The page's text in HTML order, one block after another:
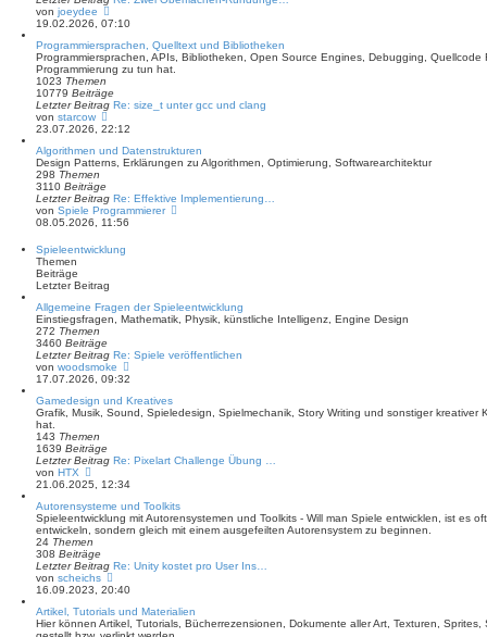
a
g
von joeydee
e
e
s
t
r
B
i
r
a
19.02.2026, 07:10
Programmiersprachen, Quelltext und Bibliotheken
Programmiersprachen, APIs, Bibliotheken, Open Source Engines, Debugging, Quellcode
Programmierung zu tun hat.
1023 Themen
10779 Beiträge
Letzter Beitrag Re: size_t unter gcc und clang
von starcow
e
e
s
r
B
e
t
23.07.2026, 22:12
Algorithmen und Datenstrukturen
Design Patterns, Erklärungen zu Algorithmen, Optimierung, Softwarearchitektur
298 Themen
3110 Beiträge
Letzter Beitrag Re: Effektive Implementierung…
von Spiele Programmierer
B
e
r
08.05.2026, 11:56
Spieleentwicklung
Themen
Beiträge
Letzter Beitrag
Allgemeine Fragen der Spieleentwicklung
Einstiegsfragen, Mathematik, Physik, künstliche Intelligenz, Engine Design
272 Themen
3460 Beiträge
Letzter Beitrag Re: Spiele veröffentlichen
von woodsmoke
e
s
B
r
a
g
17.07.2026, 09:32
Gamedesign und Kreatives
Grafik, Musik, Sound, Spieledesign, Spielmechanik, Story Writing und sonstiger kreativer
hat.
143 Themen
1639 Beiträge
Letzter Beitrag Re: Pixelart Challenge Übung …
von HTX
e
s
t
r
B
e
i
r
a
21.06.2025, 12:34
Autorensysteme und Toolkits
Spieleentwicklung mit Autorensystemen und Toolkits - Will man Spiele entwicklen, ist es
entwickeln, sondern gleich mit einem ausgefeilten Autorensystem zu beginnen.
24 Themen
308 Beiträge
Letzter Beitrag Re: Unity kostet pro User Ins…
von scheichs
e
e
s
16.09.2023, 20:40
Artikel, Tutorials und Materialien
Hier können Artikel, Tutorials, Bücherrezensionen, Dokumente aller Art, Texturen,